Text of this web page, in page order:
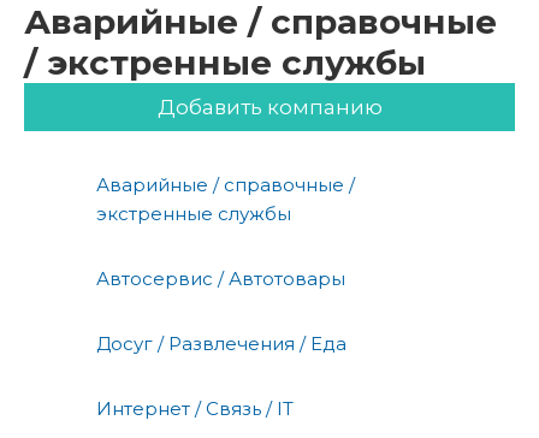
Аварийные / справочные
/ экстренные службы
Добавить компанию
Аварийные / справочные /
экстренные службы
Автосервис / Автотовары
Досуг / Развлечения / Еда
Интернет / Связь / IT